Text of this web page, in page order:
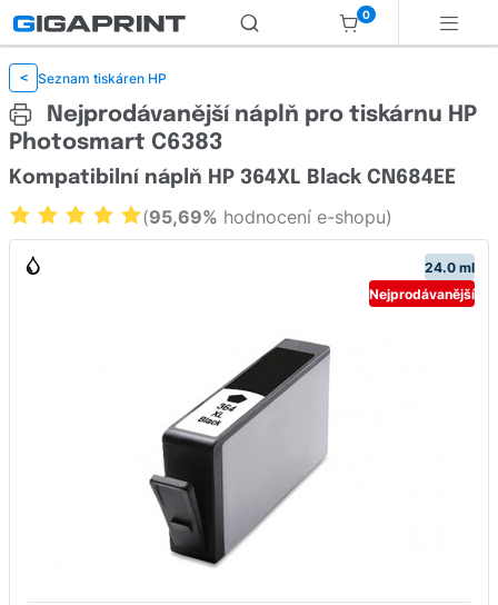
0
< Seznam tiskáren HP
Nejprodávanější náplň pro tiskárnu HP
Photosmart C6383
24.0 ml
Nejprodávanější
Kompatibilní náplň HP 364XL Black CN684EE
(95,69% hodnocení e-shopu)